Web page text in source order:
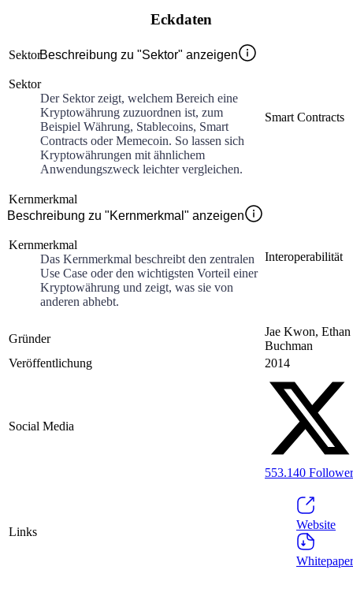
Eckdaten
SektorBeschreibung zu "Sektor" anzeigen
Sektor
Der Sektor zeigt, welchem Bereich eine
Kryptowährung zuzuordnen ist, zum
Beispiel Währung, Stablecoins, Smart
Contracts oder Memecoin. So lassen sich
Kryptowährungen mit ähnlichem
Anwendungszweck leichter vergleichen.
Smart Contracts
Kernmerkmal
Beschreibung zu "Kernmerkmal" anzeigen
Kernmerkmal
Das Kernmerkmal beschreibt den zentralen
Use Case oder den wichtigsten Vorteil einer
Kryptowährung und zeigt, was sie von
anderen abhebt.
Interoperabilität
Gründer
Jae Kwon, Ethan
Buchman
Veröffentlichung
2014
Social Media
553.140 Follower
Links
Website
Whitepaper